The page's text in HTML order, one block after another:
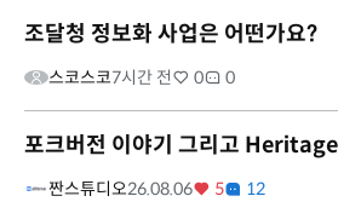
조달청 정보화 사업은 어떤가요?
스코스코7시간 전 0 0
포크버전 이야기 그리고
짠스튜디오26.08.06 5 12